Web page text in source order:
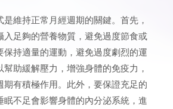
維持正常月經週期的關鍵。首先，
入足夠的營養物質，避免過度節食或
保持適量的運動，避免過度劇烈的運
助緩解壓力，增強身體的免疫力，
期有積極作用。此外，要保證充足的
眠不足會影響身體的內分泌系統，進